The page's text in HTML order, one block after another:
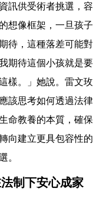
訊供受術者挑選，容
想像框架，一旦孩子
待，這種落差可能對
期待這個小孩就是要
樣。」她說。雷文玫
該思考如何透過法律
命教養的本質，確保
向建立更具包容性的
。
制下安心成家